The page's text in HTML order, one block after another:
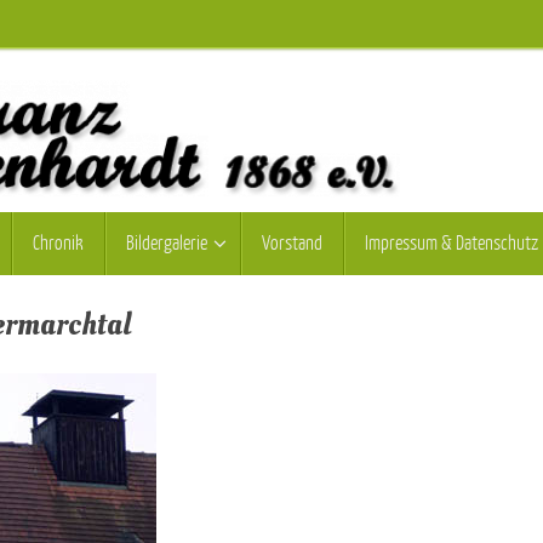
Chronik Bildergalerie Vorstand Impressum & Datenschutz